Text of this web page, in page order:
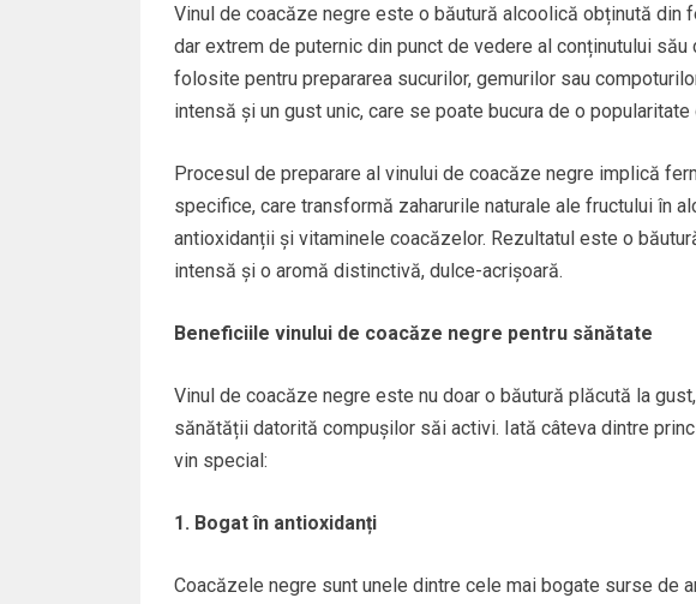
Vinul de coacăze negre este o băutură alcoolică obținută din
dar extrem de puternic din punct de vedere al conținutului
folosite pentru prepararea sucurilor, gemurilor sau
intensă și un gust unic, care se poate bucura de o
Procesul de preparare al vinului de coacăze negre implică
specifice, care transformă zaharurile naturale ale fructului în
antioxidanții și vitaminele coacăzelor. Rezultatul este o
intensă și o aromă distinctivă, dulce-acrișoară.
Beneficiile vinului de coacăze negre pentru sănătate
Vinul de coacăze negre este nu doar o băutură plăcută la
sănătății datorită compușilor săi activi. Iată câteva dintre
vin special:
1. Bogat în antioxidanți
Coacăzele negre sunt unele dintre cele mai bogate surse de